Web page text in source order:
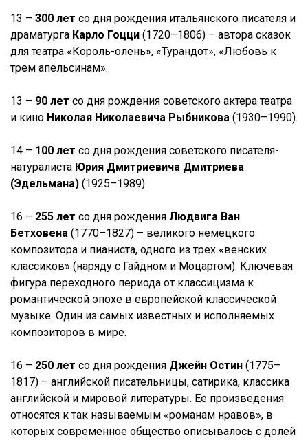
13 – 300 лет со дня рождения итальянского писателя и
драматурга Карло Гоцци (1720–1806) – автора сказок
для театра «Король-олень», «Турандот», «Любовь к
трем апельсинам».
13 – 90 лет со дня рождения советского актера театра
и кино Николая Николаевича Рыбникова (1930–1990).
14 – 100 лет со дня рождения советского писателя-
натуралиста Юрия Дмитриевича Дмитриева
(Эдельмана) (1925–1989).
16 – 255 лет со дня рождения Людвига Ван
Бетховена (1770–1827) – великого немецкого
композитора и пианиста, одного из трех «венских
классиков» (наряду с Гайдном и Моцартом). Ключевая
фигура переходного периода от классицизма к
романтической эпохе в европейской классической
музыке. Один из самых известных и исполняемых
композиторов в мире.
16 – 250 лет со дня рождения Джейн Остин (1775–
1817) – английской писательницы, сатирика, классика
английской и мировой литературы. Ее произведения
относятся к так называемым «романам нравов», в
которых современное общество описывалось с долей